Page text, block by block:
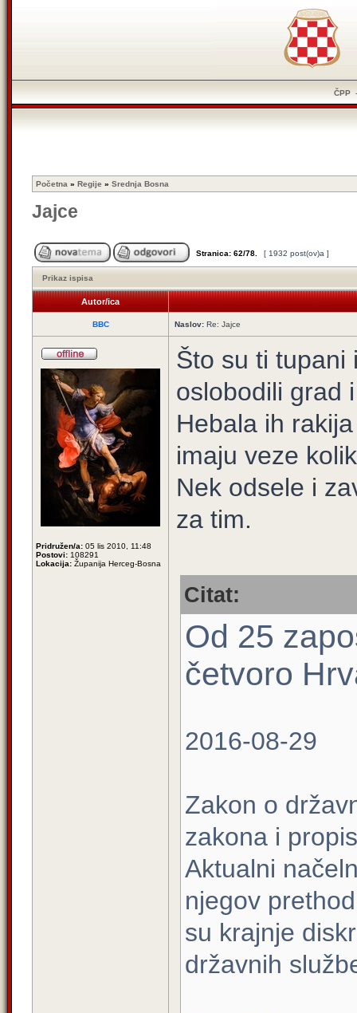
ČPP
Početna » Regije » Srednja Bosna
Jajce
Stranica: 62/78 [ 1932 post(ov)a ]
Prikaz ispisa
Autor/ica
BBC Naslov: Re: Jajce
Pridružen/a: 05 lis 2010, 11:48
Postovi: 108291
Lokacija: Županija Herceg-Bosna
Što su ti tupani
oslobodili grad
Hebala ih
imaju veze
Nek odsele i
za tim.
Citat:
Od 25
četvoro
2016-08-29
Zakon o
zakona i
Aktualni
njegov
su krajnje
državnih